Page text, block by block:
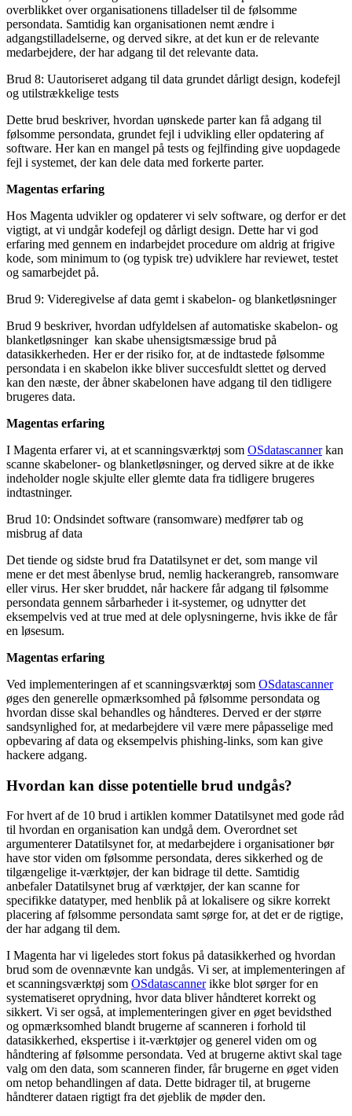
overblikket over organisationens tilladelser til de følsomme
persondata. Samtidig kan organisationen nemt ændre i
adgangstilladelserne, og derved sikre, at det kun er de relevante
medarbejdere, der har adgang til det relevante data.
Brud 8: Uautoriseret adgang til data grundet dårligt design, kodefejl
og utilstrækkelige tests
Dette brud beskriver, hvordan uønskede parter kan få adgang til
følsomme persondata, grundet fejl i udvikling eller opdatering af
software. Her kan en mangel på tests og fejlfinding give uopdagede
fejl i systemet, der kan dele data med forkerte parter.
Magentas erfaring
Hos Magenta udvikler og opdaterer vi selv software, og derfor er det
vigtigt, at vi undgår kodefejl og dårligt design. Dette har vi god
erfaring med gennem en indarbejdet procedure om aldrig at frigive
kode, som minimum to (og typisk tre) udviklere har reviewet, testet
og samarbejdet på.
Brud 9: Videregivelse af data gemt i skabelon- og blanketløsninger
Brud 9 beskriver, hvordan udfyldelsen af automatiske skabelon- og
blanketløsninger kan skabe uhensigtsmæssige brud på
datasikkerheden. Her er der risiko for, at de indtastede følsomme
persondata i en skabelon ikke bliver succesfuldt slettet og derved
kan den næste, der åbner skabelonen have adgang til den tidligere
brugeres data.
Magentas erfaring
I Magenta erfarer vi, at et scanningsværktøj som OSdatascannerkan
scanne skabeloner- og blanketløsninger, og derved sikre at de ikke
indeholder nogle skjulte eller glemte data fra tidligere brugeres
indtastninger.
Brud 10: Ondsindet software (ransomware) medfører tab og
misbrug af data
Det tiende og sidste brud fra Datatilsynet er det, som mange vil
mene er det mest åbenlyse brud, nemlig hackerangreb, ransomware
eller virus. Her sker bruddet, når hackere får adgang til følsomme
persondata gennem sårbarheder i it-systemer, og udnytter det
eksempelvis ved at true med at dele oplysningerne, hvis ikke de får
en løsesum.
Magentas erfaring
Ved implementeringen af et scanningsværktøj som OSdatascanner
øges den generelle opmærksomhed på følsomme persondata og
hvordan disse skal behandles og håndteres. Derved er der større
sandsynlighed for, at medarbejdere vil være mere påpasselige med
opbevaring af data og eksempelvis phishing-links, som kan give
hackere adgang.
Hvordan kan disse potentielle brud undgås?
For hvert af de 10 brud i artiklen kommer Datatilsynet med gode råd
til hvordan en organisation kan undgå dem. Overordnet set
argumenterer Datatilsynet for, at medarbejdere i organisationer bør
have stor viden om følsomme persondata, deres sikkerhed og de
tilgængelige it-værktøjer, der kan bidrage til dette. Samtidig
anbefaler Datatilsynet brug af værktøjer, der kan scanne for
specifikke datatyper, med henblik på at lokalisere og sikre korrekt
placering af følsomme persondata samt sørge for, at det er de rigtige,
der har adgang til dem.
I Magenta har vi ligeledes stort fokus på datasikkerhed og hvordan
brud som de ovennævnte kan undgås. Vi ser, at implementeringen af
et scanningsværktøj som OSdatascannerikke blot sørger for en
systematiseret oprydning, hvor data bliver håndteret korrekt og
sikkert. Vi ser også, at implementeringen giver en øget bevidsthed
og opmærksomhed blandt brugerne af scanneren i forhold til
datasikkerhed, ekspertise i it-værktøjer og generel viden om og
håndtering af følsomme persondata. Ved at brugerne aktivt skal tage
valg om den data, som scanneren finder, får brugerne en øget viden
om netop behandlingen af data. Dette bidrager til, at brugerne
håndterer dataen rigtigt fra det øjeblik de møder den.